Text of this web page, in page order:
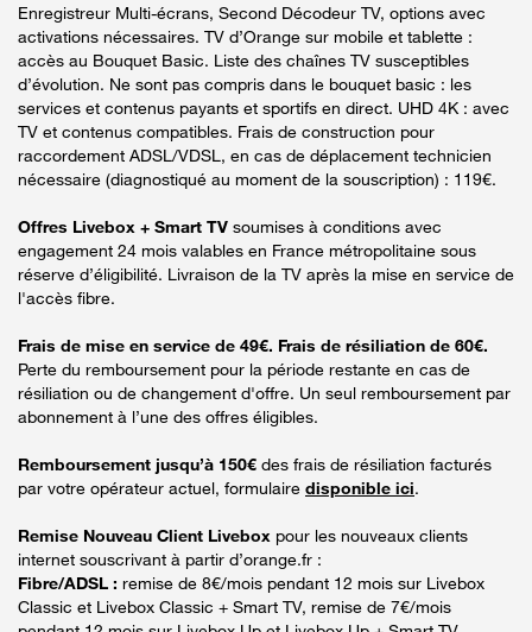
Enregistreur Multi-écrans, Second Décodeur TV, options avec
activations nécessaires. TV d’Orange sur mobile et tablette :
accès au Bouquet Basic. Liste des chaînes TV susceptibles
d’évolution. Ne sont pas compris dans le bouquet basic : les
services et contenus payants et sportifs en direct. UHD 4K : avec
TV et contenus compatibles. Frais de construction pour
raccordement ADSL/VDSL, en cas de déplacement technicien
nécessaire (diagnostiqué au moment de la souscription) : 119€.
Offres Livebox + Smart TV soumises à conditions avec
engagement 24 mois valables en France métropolitaine sous
réserve d’éligibilité. Livraison de la TV après la mise en service de
l'accès fibre.
Frais de mise en service de 49€. Frais de résiliation de 60€.
Perte du remboursement pour la période restante en cas de
résiliation ou de changement d'offre. Un seul remboursement par
abonnement à l’une des offres éligibles.
Remboursement jusqu’à 150€ des frais de résiliation facturés
par votre opérateur actuel, formulaire disponible ici.
Remise Nouveau Client Livebox pour les nouveaux clients
internet souscrivant à partir d’orange.fr :
Fibre/ADSL : remise de 8€/mois pendant 12 mois sur Livebox
Classic et Livebox Classic + Smart TV, remise de 7€/mois